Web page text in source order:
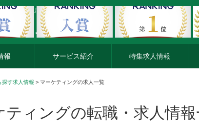
の転職・キャリア転職ならアージスジャパン
報 サービス紹介 特集求人情報
探す求人情報 > マーケティングの求人一覧
ティングの転職・求人情